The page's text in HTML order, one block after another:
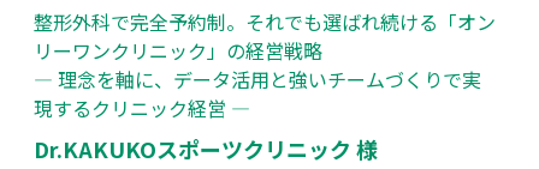
整形外科で完全予約制。それでも選ばれ続ける「オン
リーワンクリニック」の経営戦略
― 理念を軸に、データ活用と強いチームづくりで実
現するクリニック経営 ―
Dr.KAKUKOスポーツクリニック 様